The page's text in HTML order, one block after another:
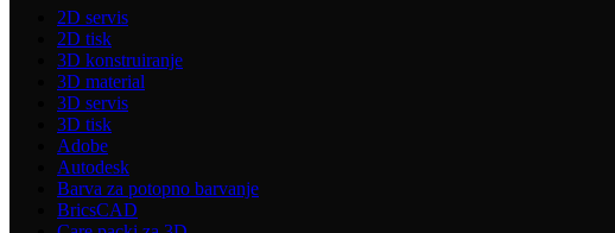
2D servis
2D tisk
3D konstruiranje
3D material
3D servis
3D tisk
Adobe
Autodesk
Barva za potopno barvanje
BricsCAD